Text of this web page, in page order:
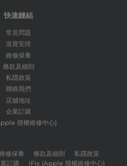
快速鏈結
常見問題
送貨安排
維修保養
條款及細則
私隱政策
聯絡我們
店舖地址
企業訂購
授權維修中心)
修保養 條款及細則
私隱政策
訂購 iFix (Apple 授權維修中心)